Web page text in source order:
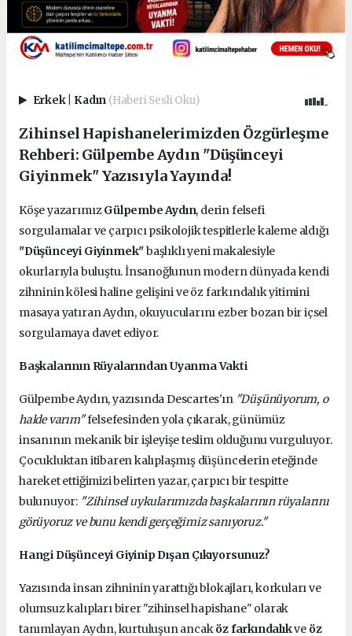
Erkek Kadın (Haberi Sesli Oku)
Zihinsel Hapishanelerimizden Özgürleşme
Rehberi: Gülpembe Aydın "Düşünceyi
Giyinmek" Yazısıyla Yayında!
Köşe yazarımızGülpembe Aydın, derin felsefi
sorgulamalar ve çarpıcı psikolojik tespitlerle kaleme aldığı
"Düşünceyi Giyinmek"başlıklı yeni makalesiyle
okurlarıyla buluştu. İnsanoğlunun modern dünyada kendi
zihninin kölesi haline gelişini ve öz farkındalık yitimini
masaya yatıran Aydın, okuyucularını ezber bozan bir içsel
sorgulamaya davet ediyor.
Başkalarının Rüyalarından Uyanma Vakti
Gülpembe Aydın, yazısında Descartes'ın "Düşünüyorum, o
halde varım"felsefesinden yola çıkarak, günümüz
insanının mekanik bir işleyişe teslim olduğunu vurguluyor.
Çocukluktan itibaren kalıplaşmış düşüncelerin eteğinde
hareket ettiğimizi belirten yazar, çarpıcı bir tespitte
bulunuyor: "Zihinsel uykularımızda başkalarının rüyalarını
görüyoruz ve bunu kendi gerçeğimiz sanıyoruz."
Hangi Düşünceyi Giyinip Dışarı Çıkıyorsunuz?
Yazısında insan zihninin yarattığı blokajları, korkuları ve
olumsuz kalıpları birer "zihinsel hapishane" olarak
tanımlayan Aydın, kurtuluşun ancaköz farkındalıkve öz